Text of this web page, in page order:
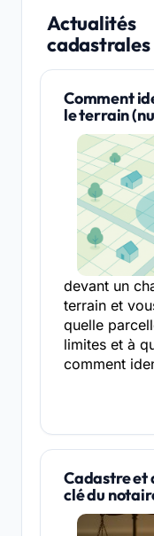
Actualités
cadastrales
Comment
le terrain
devant un
terrain et
quelle
limites et à
comment
Cadastre et
clé du